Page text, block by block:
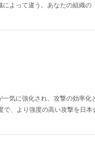
よって違う。あなたの組織の
気に強化され、攻撃の効率化
、より強度の高い攻撃を日本